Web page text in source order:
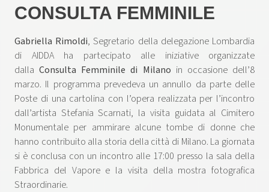
CONSULTA FEMMINILE
Gabriella Rimoldi, Segretario della delegazione Lombardia
di AIDDA ha partecipato alle iniziative organizzate
dallaConsulta Femminile di Milano in occasione dell’8
marzo. Il programma prevedeva un annullo da parte delle
Poste di una cartolina con l’opera realizzata per l’incontro
dall’artista Stefania Scarnati, la visita guidata al Cimitero
Monumentale per ammirare alcune tombe di donne che
hanno contribuito alla storia della città di Milano. La giornata
si è conclusa con un incontro alle 17:00 presso la sala della
Fabbrica del Vapore e la visita della mostra fotografica
Straordinarie.